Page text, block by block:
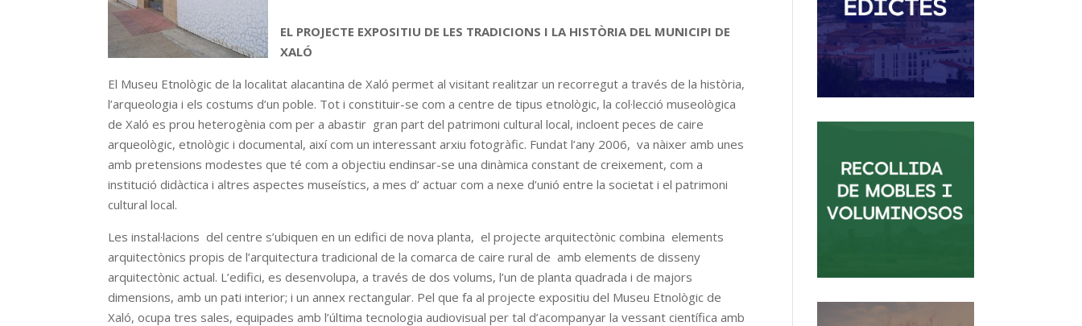
EL PROJECTE EXPOSITIU DE LES TRADICIONS I LA HISTÒRIA DEL MUNICIPI DE
XALÓ
El Museu Etnològic de la localitat alacantina de Xaló permet al visitant realitzar un recorregut a través de la història,
l’arqueologia i els costums d’un poble. Tot i constituir-se com a centre de tipus etnològic, la col·lecció museològica
de Xaló es prou heterogènia com per a abastir gran part del patrimoni cultural local, incloent peces de caire
arqueològic, etnològic i documental, així com un interessant arxiu fotogràfic. Fundat l’any 2006, va nàixer amb unes
amb pretensions modestes que té com a objectiu endinsar-se una dinàmica constant de creixement, com a
institució didàctica i altres aspectes museístics, a mes d’ actuar com a nexe d’unió entre la societat i el patrimoni
cultural local.
Les instal·lacions del centre s’ubiquen en un edifici de nova planta, el projecte arquitectònic combina elements
arquitectònics propis de l’arquitectura tradicional de la comarca de caire rural de amb elements de disseny
arquitectònic actual. L’edifici, es desenvolupa, a través de dos volums, l’un de planta quadrada i de majors
dimensions, amb un pati interior; i un annex rectangular. Pel que fa al projecte expositiu del Museu Etnològic de
Xaló, ocupa tres sales, equipades amb l’última tecnologia audiovisual per tal d’acompanyar la vessant científica amb